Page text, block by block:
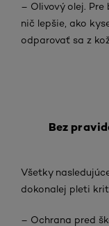
– Olivový olej.
nič lepšie, ako
odparovať sa z
Bez
Všetky
dokonalej pleti
– Ochrana pred